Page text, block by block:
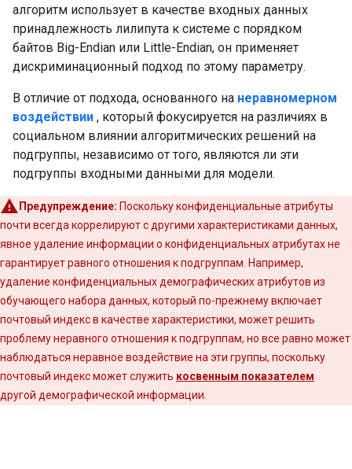
алгоритм использует в качестве входных данных
принадлежность лилипута к системе с порядком
байтов Big-Endian или Little-Endian, он применяет
дискриминационный подход по этому параметру.
В отличие от подхода, основанного на неравномерном
воздействии , который фокусируется на различиях в
социальном влиянии алгоритмических решений на
подгруппы, независимо от того, являются ли эти
подгруппы входными данными для модели.
Предупреждение: Поскольку конфиденциальные атрибуты
почти всегда коррелируют с другими характеристиками данных,
явное удаление информации о конфиденциальных атрибутах не
гарантирует равного отношения к подгруппам. Например,
удаление конфиденциальных демографических атрибутов из
обучающего набора данных, который по-прежнему включает
почтовый индекс в качестве характеристики, может решить
проблему неравного отношения к подгруппам, но все равно может
наблюдаться неравное воздействие на эти группы, поскольку
почтовый индекс может служить косвенным показателем
другой демографической информации.